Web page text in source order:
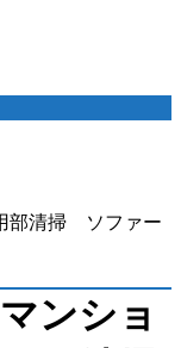
部清掃 ソファー
ンショ